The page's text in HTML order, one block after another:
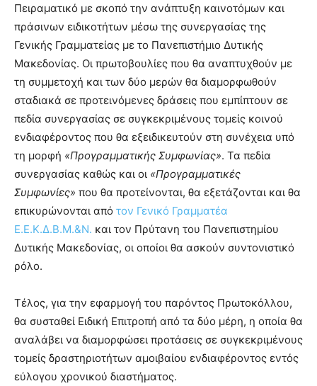
Πειραματικό με σκοπό την ανάπτυξη καινοτόμων και
πράσινων ειδικοτήτων μέσω της συνεργασίας της
Γενικής Γραμματείας με το Πανεπιστήμιο Δυτικής
Μακεδονίας. Οι πρωτοβουλίες που θα αναπτυχθούν με
τη συμμετοχή και των δύο μερών θα διαμορφωθούν
σταδιακά σε προτεινόμενες δράσεις που εμπίπτουν σε
πεδία συνεργασίας σε συγκεκριμένους τομείς κοινού
ενδιαφέροντος που θα εξειδικευτούν στη συνέχεια υπό
τη μορφή «Προγραμματικής Συμφωνίας». Τα πεδία
συνεργασίας καθώς και οι «Προγραμματικές
Συμφωνίες» που θα προτείνονται, θα εξετάζονται και θα
επικυρώνονται από τον Γενικό Γραμματέα
Ε.Ε.Κ.Δ.Β.Μ.&Ν. και τον Πρύτανη του Πανεπιστημίου
Δυτικής Μακεδονίας, οι οποίοι θα ασκούν συντονιστικό
ρόλο.
Τέλος, για την εφαρμογή του παρόντος Πρωτοκόλλου,
θα συσταθεί Ειδική Επιτροπή από τα δύο μέρη, η οποία θα
αναλάβει να διαμορφώσει προτάσεις σε συγκεκριμένους
τομείς δραστηριοτήτων αμοιβαίου ενδιαφέροντος εντός
εύλογου χρονικού διαστήματος.